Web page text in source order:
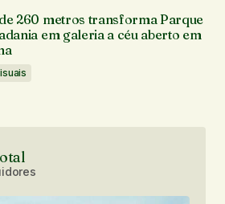
260 metros transforma Parque
em galeria a céu aberto em